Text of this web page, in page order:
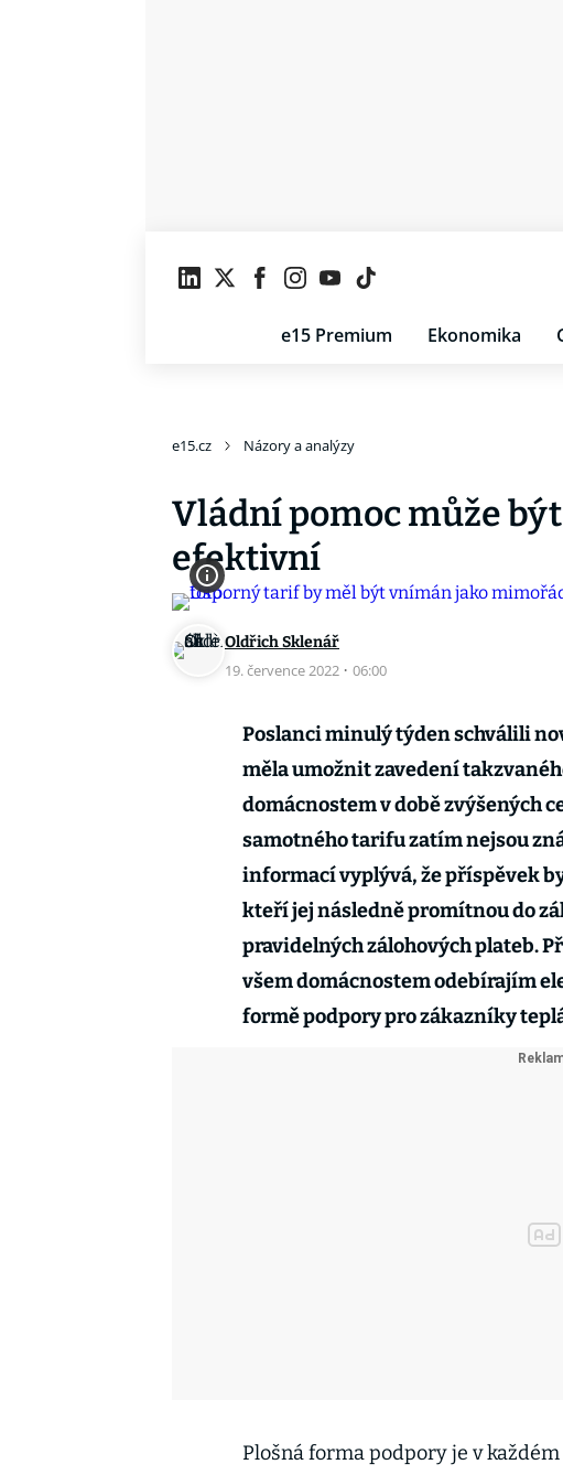
e15 Premium Ekonomika
e15.cz Názory a analýzy
Vládní pomoc může
efektivní
Oldřich Sklenář
19. července 2022 · 06:00
Poslanci minulý týden schválili
měla umožnit zavedení
domácnostem v době zvýšených
samotného tarifu zatím nejsou
informací vyplývá, že příspěvek
kteří jej následně promítnou do
pravidelných zálohových plateb.
všem domácnostem odebírajím
formě podpory pro zákazníky
Plošná forma podpory je v